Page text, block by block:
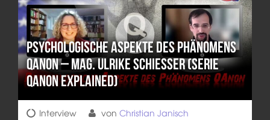
Psychologische Aspekte des Phänomens
QAnon – Mag. Ulrike Schiesser (Serie
QAnon Explained)
Interview von Christian Janisch